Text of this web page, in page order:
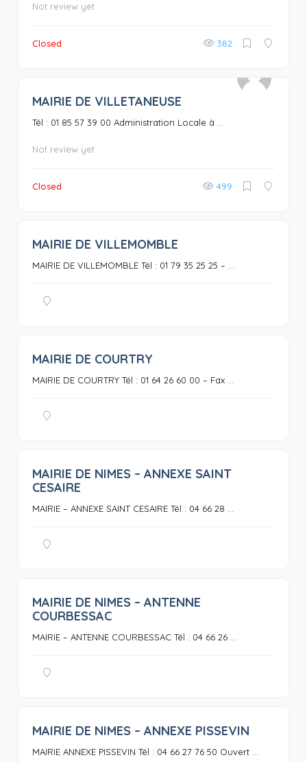
Not review yet
Closed 382
MAIRIE DE VILLETANEUSE
Tél : 01 85 57 39 00 Administration Locale à ...
Not review yet
Closed 499
MAIRIE DE VILLEMOMBLE
MAIRIE DE VILLEMOMBLE Tél : 01 79 35 25 25 – ...
MAIRIE DE COURTRY
MAIRIE DE COURTRY Tél : 01 64 26 60 00 – Fax ...
MAIRIE DE NIMES – ANNEXE SAINT
CESAIRE
MAIRIE – ANNEXE SAINT CESAIRE Tél : 04 66 28 ...
MAIRIE DE NIMES – ANTENNE
COURBESSAC
MAIRIE – ANTENNE COURBESSAC Tél : 04 66 26 ...
0
MAIRIE DE NIMES – ANNEXE PISSEVIN
MAIRIE ANNEXE PISSEVIN Tél : 04 66 27 76 50 Ouvert ...